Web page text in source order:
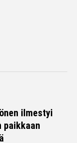
ilmestyi
paikkaan